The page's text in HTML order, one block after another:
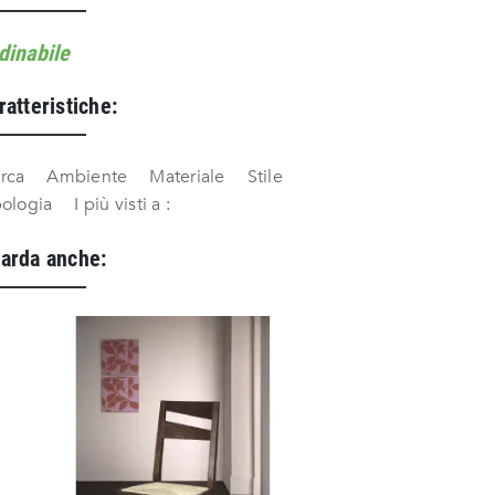
Ambiente Materiale
Stile
I più visti a :
anche: